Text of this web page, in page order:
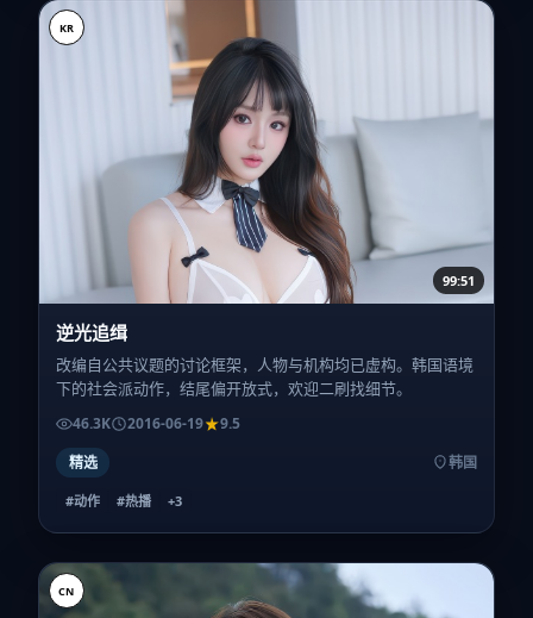
KR
99:51
逆光追缉
改编自公共议题的讨论框架，人物与机构均已虚构。韩国语境
下的社会派动作，结尾偏开放式，欢迎二刷找细节。
46.3K 2016-06-19
9.5
精选
韩国
#动作 #热播 +3
CN